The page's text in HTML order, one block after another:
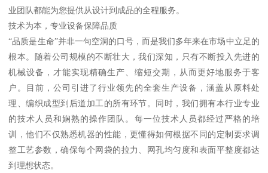
业团队都能为您提供从设计到成品的全程服务。
技术为本，专业设备保障品质
“品质是生命”并非一句空洞的口号，而是我们多年来在市场中立足的
根本。随着公司规模的不断壮大，我们深知，只有不断投入先进的
机械设备，才能实现精确生产、缩短交期，从而更好地服务于客
户。目前，公司引进了行业领先的全套生产设备，涵盖从原料处
理、编织成型到后道加工的所有环节。同时，我们拥有本行业专业
的技术人员和娴熟的操作团队。每一位技术人员都经过严格的培
训，他们不仅熟悉机器的性能，更懂得如何根据不同的定制要求调
整工艺参数，确保每个网袋的拉力、网孔均匀度和表面平整度都达
到理想状态。